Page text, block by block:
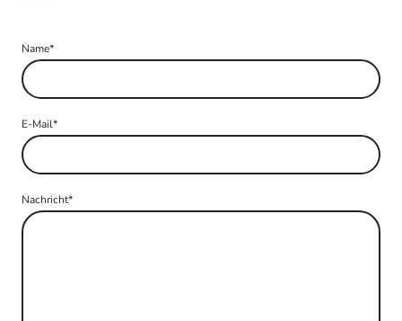
Name*
E-Mail*
Nachricht*